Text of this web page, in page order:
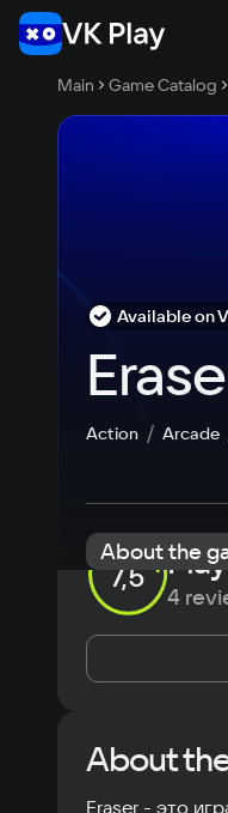
Main Game Catalog
Available on
Action Arcade
About the
7,5
4
About
Eraser - это